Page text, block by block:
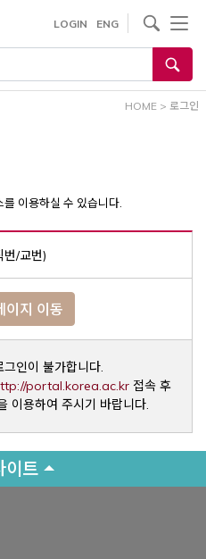
LOGIN ENG
HOME > 로그인
이용하실 수 있습니다.
번/교번)
이지 이동
인이 불가합니다.
portal.korea.ac.krOpens a
접속 후
이용하여 주시기 바랍니다.
이트
window